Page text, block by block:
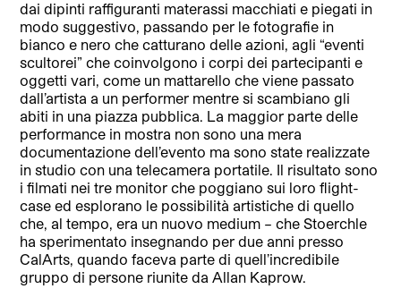
dai dipinti raffiguranti materassi macchiati e piegati in
modo suggestivo, passando per le fotografie in
bianco e nero che catturano delle azioni, agli “eventi
scultorei” che coinvolgono i corpi dei partecipanti e
oggetti vari, come un mattarello che viene passato
dall’artista a un performer mentre si scambiano gli
abiti in una piazza pubblica. La maggior parte delle
performance in mostra non sono una mera
documentazione dell’evento ma sono state realizzate
in studio con una telecamera portatile. Il risultato sono
i filmati nei tre monitor che poggiano sui loro flight-
case ed esplorano le possibilità artistiche di quello
che, al tempo, era un nuovo medium – che Stoerchle
ha sperimentato insegnando per due anni presso
CalArts, quando faceva parte di quell’incredibile
gruppo di persone riunite da Allan Kaprow.